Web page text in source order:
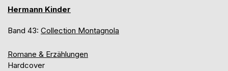
Hermann Kinder
Band 43: Collection Montagnola
Romane & Erzählungen
Hardcover